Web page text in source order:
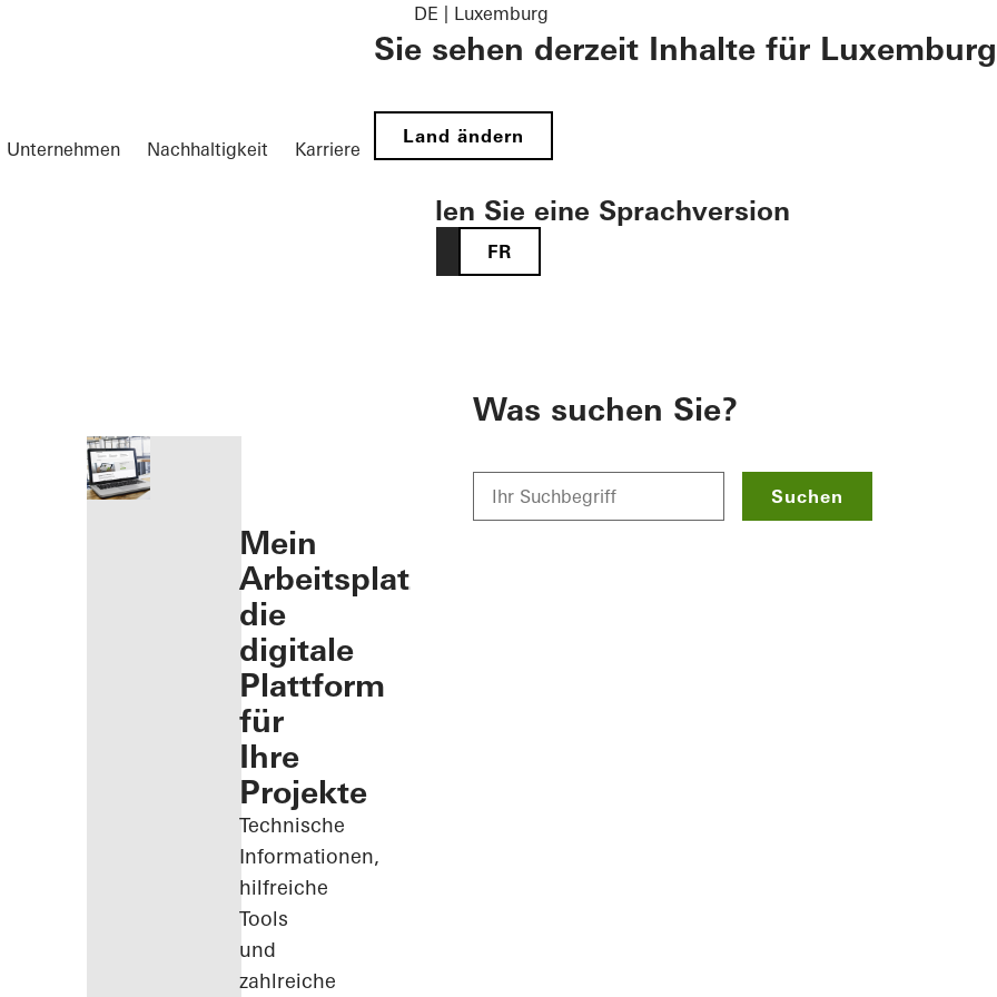
Unternehmen Nachhaltigkeit Karriere
DE | Luxemburg
Sie sehen derzeit Inhalte für Luxemburg
Land ändern
Wählen Sie eine Sprachversion
FR
Mein
Arbeitsplatz:
die
digitale
Plattform
für
Ihre
Projekte
Technische
Informationen,
hilfreiche
Tools
und
zahlreiche
Was suchen Sie?
Suchen